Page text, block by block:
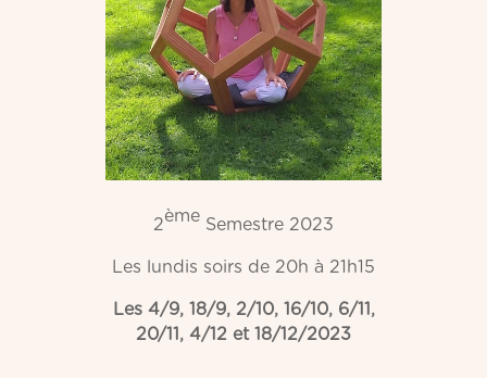
2ème Semestre 2023
Les lundis soirs de 20h à 21h15
Les 4/9, 18/9, 2/10, 16/10, 6/11,
20/11, 4/12 et 18/12/2023